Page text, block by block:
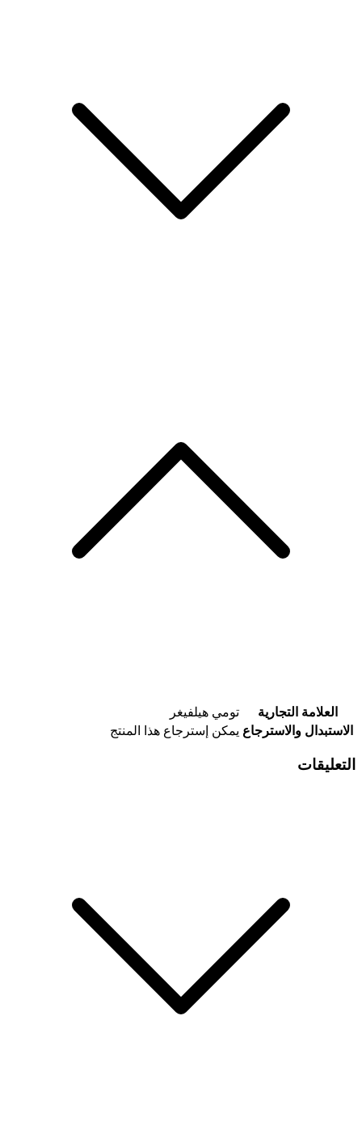
العلامة التجارية
تومي هيلفيغر
الاستبدال والاسترجاع يمكن إسترجاع هذا المنتج
التعليقات